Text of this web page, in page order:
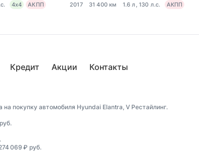
4x4 АКПП 2017 31 400 км 1.6 л, 130 л.с. АКПП
Кредит Акции Контакты
покупку автомобиля Hyundai Elantra, V Рестайлинг.
069 ₽ руб.